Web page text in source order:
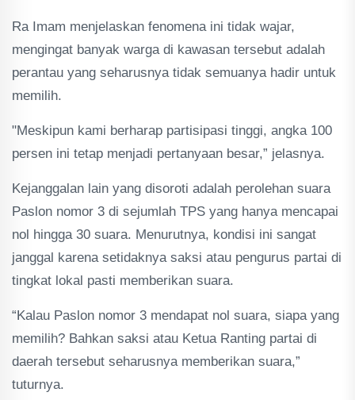
Ra Imam menjelaskan fenomena ini tidak wajar,
mengingat banyak warga di kawasan tersebut adalah
perantau yang seharusnya tidak semuanya hadir untuk
memilih.
"Meskipun kami berharap partisipasi tinggi, angka 100
persen ini tetap menjadi pertanyaan besar,” jelasnya.
Kejanggalan lain yang disoroti adalah perolehan suara
Paslon nomor 3 di sejumlah TPS yang hanya mencapai
nol hingga 30 suara. Menurutnya, kondisi ini sangat
janggal karena setidaknya saksi atau pengurus partai di
tingkat lokal pasti memberikan suara.
“Kalau Paslon nomor 3 mendapat nol suara, siapa yang
memilih? Bahkan saksi atau Ketua Ranting partai di
daerah tersebut seharusnya memberikan suara,”
tuturnya.